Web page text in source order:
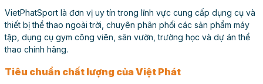
Lưới bóng chuyền
VietPhatSport là đơn vị uy tín trong lĩnh vực cung cấp dụng cụ và
thiết bị thể thao ngoài trời, chuyên phân phối các sản phẩm máy
tập, dụng cụ gym công viên, sân vườn, trường học và dự án thể
thao chính hãng.
Tiêu chuẩn chất lượng của Việt Phát